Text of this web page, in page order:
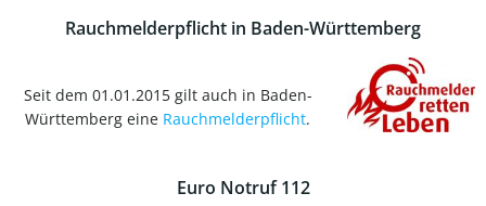
Rauchmelderpflicht in Baden-Württemberg
Seit dem 01.01.2015 gilt auch in Baden-
Württemberg eine Rauchmelderpflicht.
Euro Notruf 112